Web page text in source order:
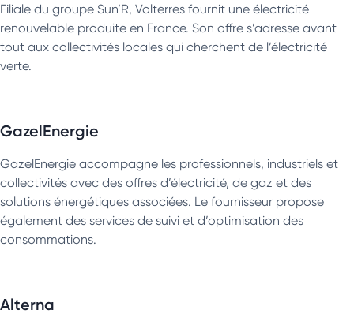
Filiale du groupe Sun’R, Volterres fournit une électricité
renouvelable produite en France. Son offre s’adresse avant
tout aux collectivités locales qui cherchent de l’électricité
verte.
GazelEnergie
GazelEnergie accompagne les professionnels, industriels et
collectivités avec des offres d’électricité, de gaz et des
solutions énergétiques associées. Le fournisseur propose
également des services de suivi et d’optimisation des
consommations.
Alterna